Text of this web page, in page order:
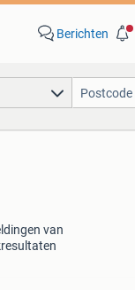
Berichten
van